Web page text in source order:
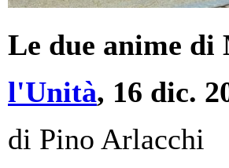
Le due anime di
l'Unità, 16 dic.
di Pino Arlacchi